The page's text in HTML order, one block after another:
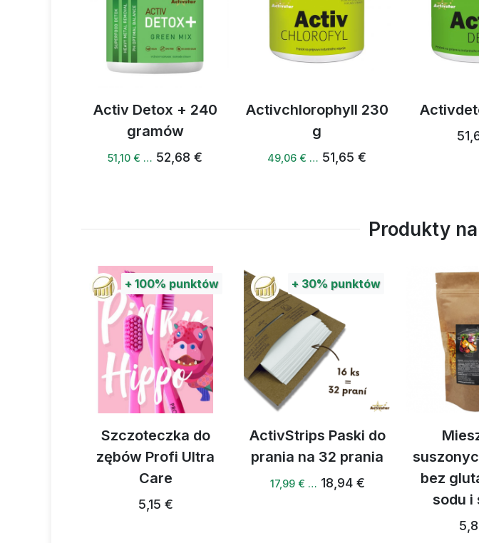
Activ Detox + 240
gramów
51,10 € … 52,68 €
Activchlorophyll 230
g
49,06 € … 51,65 €
Produkty
+ 100%punktów
Szczoteczka do
zębów Profi Ultra
Care
5,15 €
+ 30%punktów
ActivStrips Paski do
prania na 32 prania
17,99 € … 18,94 €
bez
sodu i